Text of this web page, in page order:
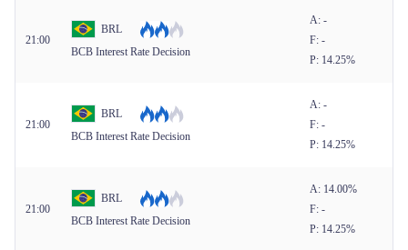
21:00
BRL
BCB Interest Rate Decision
A: -
F: -
P: 14.25%
21:00
BRL
BCB Interest Rate Decision
A: -
F: -
P: 14.25%
21:00
BRL
BCB Interest Rate Decision
A: 14.00%
F: -
P: 14.25%